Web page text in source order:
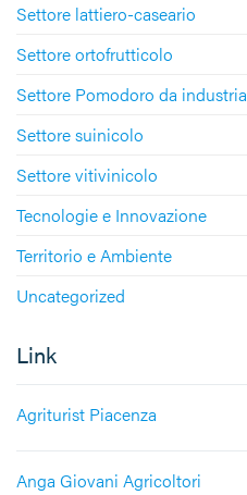
Settore lattiero-caseario
Settore ortofrutticolo
Settore Pomodoro da industria
Settore suinicolo
Settore vitivinicolo
Tecnologie e Innovazione
Territorio e Ambiente
Uncategorized
Link
Agriturist Piacenza
Anga Giovani Agricoltori